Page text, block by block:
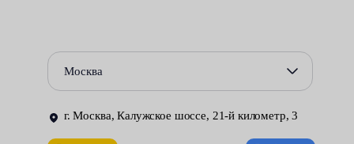
жидкостей и смазочных материалов.
Единого перечня операций по уходу за автомобилем не
особенностей, он разрабатывается отдельно. Все обязательные
Москва
г. Москва, Калужское шоссе, 21-й километр, 3